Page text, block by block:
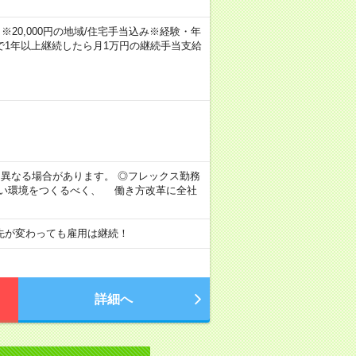
※20,000円の地域/住宅手当込み※経験・年
年以上継続したら月1万円の継続手当支給
なる場合があります。 ◎フレックス勤務
環境をつくるべく、 働き方改革に全社
変わっても雇用は継続！
詳細へ